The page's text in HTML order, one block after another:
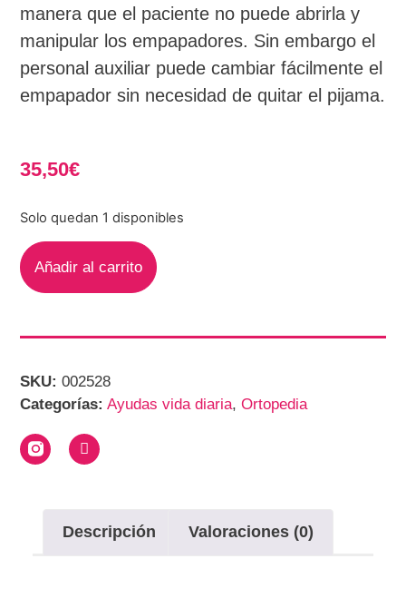
manera que el paciente no puede abrirla y
manipular los empapadores. Sin embargo el
personal auxiliar puede cambiar fácilmente el
empapador sin necesidad de quitar el pijama.
35,50€
Solo quedan 1 disponibles
Añadir al carrito
SKU:002528
Categorías: Ayudas vida diaria,Ortopedia
Descripción Valoraciones (0)